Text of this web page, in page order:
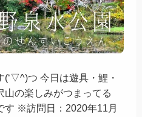
つ 今日は遊具・鯉・
山の楽しみがつまってる
す ※訪問日：2020年11月